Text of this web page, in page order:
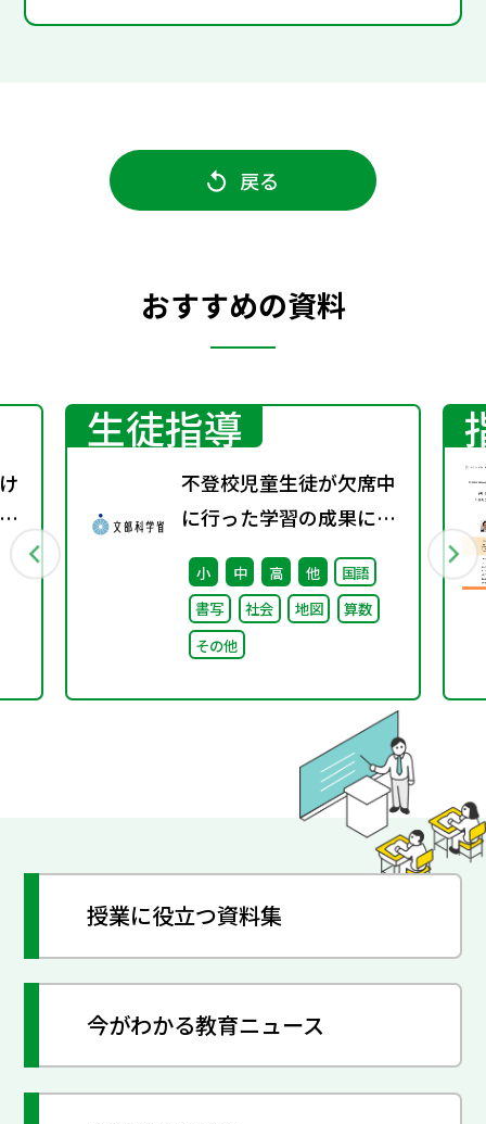
戻る
おすすめの資料
生徒指導
不登校児童生徒が欠席中
に行った学習の成果に係
る成績評価について（通
知）
小 中 高 他
国語
書写
社会 地図
算数
その他
授業に役立つ資料集
今がわかる教育ニュース